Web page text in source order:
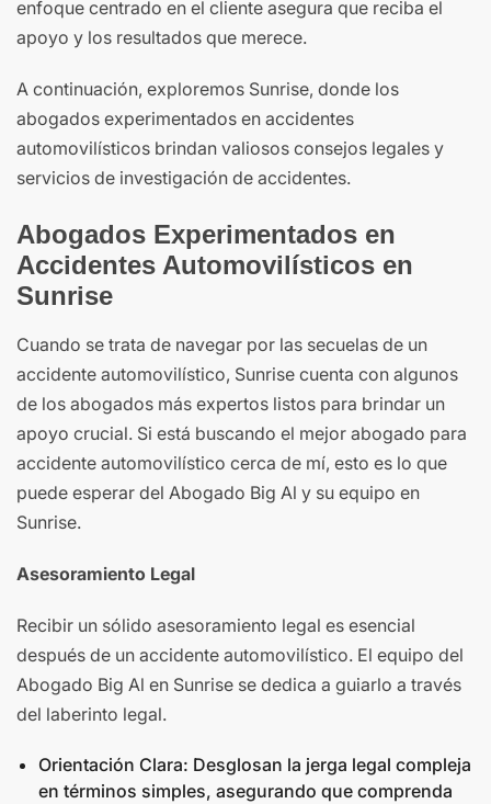
enfoque centrado en el cliente asegura que reciba el
apoyo y los resultados que merece.
A continuación, exploremos Sunrise, donde los
abogados experimentados en accidentes
automovilísticos brindan valiosos consejos legales y
servicios de investigación de accidentes.
Abogados Experimentados en
Accidentes Automovilísticos en
Sunrise
Cuando se trata de navegar por las secuelas de un
accidente automovilístico, Sunrise cuenta con algunos
de los abogados más expertos listos para brindar un
apoyo crucial. Si está buscando el mejor abogado para
accidente automovilístico cerca de mí, esto es lo que
puede esperar del Abogado Big Al y su equipo en
Sunrise.
Asesoramiento Legal
Recibir un sólido asesoramiento legal es esencial
después de un accidente automovilístico. El equipo del
Abogado Big Al en Sunrise se dedica a guiarlo a través
del laberinto legal.
Orientación Clara: Desglosan la jerga legal compleja
en términos simples, asegurando que comprenda